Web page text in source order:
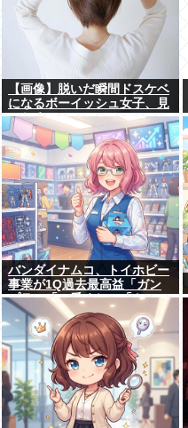
【画像】脱いだ瞬間ドスケベ
になるボーイッシュ女子、見
つかるwww
バンダイナムコ、トイホビー
事業が1Q過去最高益「ガン
プラ」「一番くじ」「トレ
カ」など大人向け商材好調で